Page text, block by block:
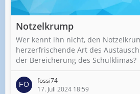
Notzelkrump
Wer kennt ihn nicht, den
herzerfrischende Art des
der Bereicherung des Schulklimas?
fossi74
17. Juli 2024 18:59